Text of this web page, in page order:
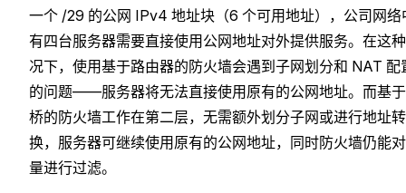
一个 /29 的公网 IPv4 地址块（6 个可用地址），公司网络
有四台服务器需要直接使用公网地址对外提供服务。在这
况下，使用基于路由器的防火墙会遇到子网划分和 NAT 配
的问题——服务器将无法直接使用原有的公网地址。而基
桥的防火墙工作在第二层，无需额外划分子网或进行地址转
换，服务器可继续使用原有的公网地址，同时防火墙仍能
量进行过滤。